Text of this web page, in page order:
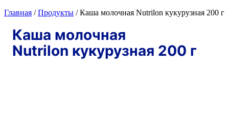
Главная /Продукты /Каша молочная Nutrilon кукурузная 200 г
Каша молочная
Nutrilon кукурузная 200 г